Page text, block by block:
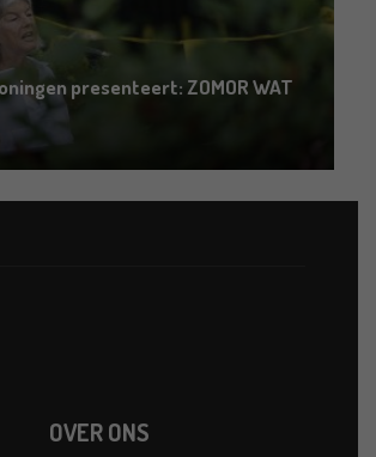
presenteert: ZOMOR WAT
OVER ONS